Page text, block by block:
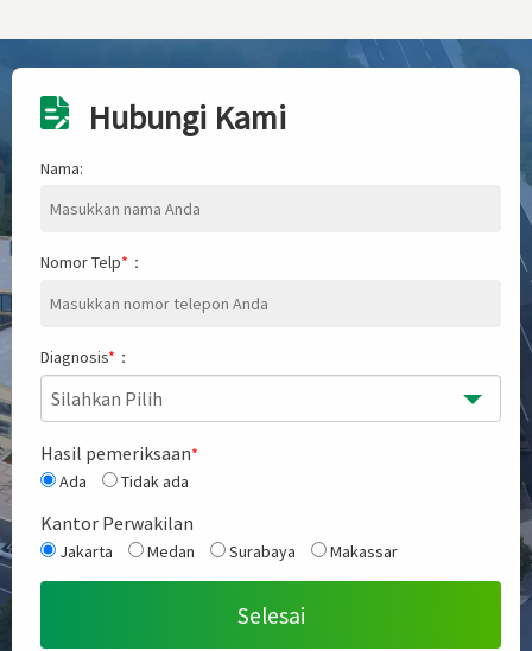
Hubungi Kami
Nama:
Nomor Telp* ：
Diagnosis* ：
Silahkan Pilih
Hasil pemeriksaan*
Ada
Tidak ada
Kantor Perwakilan
Jakarta Medan Surabaya Makassar